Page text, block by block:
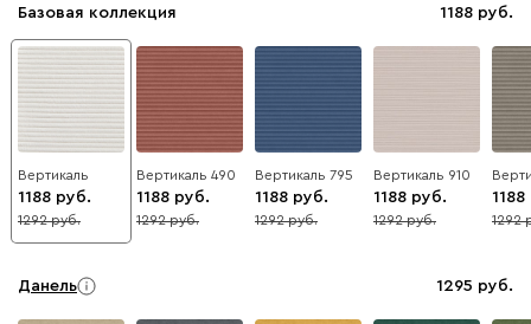
Базовая коллекция 1188
Вертикаль
1188
8
1292
Вертикаль 490
1188
8
1292
Вертикаль 795
1188
8
1292
Вертикаль 910
1188
8
1292
1188
8
1292
Данель 1295